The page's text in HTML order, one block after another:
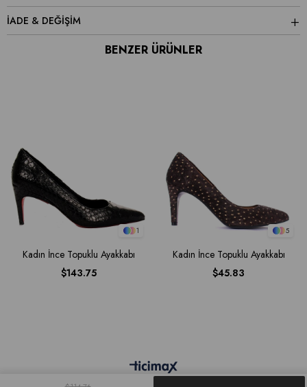
İADE & DEĞİŞİM
BENZER ÜRÜNLER
1
Kadın İnce Topuklu Ayakkabı
$143.75
5
Kadın İnce Topuklu Ayakkabı
$45.83